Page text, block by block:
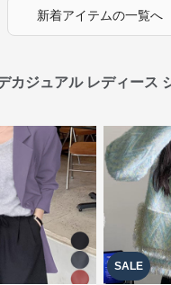
新着アイテムの一覧へ
カジュアル レディース
SALE